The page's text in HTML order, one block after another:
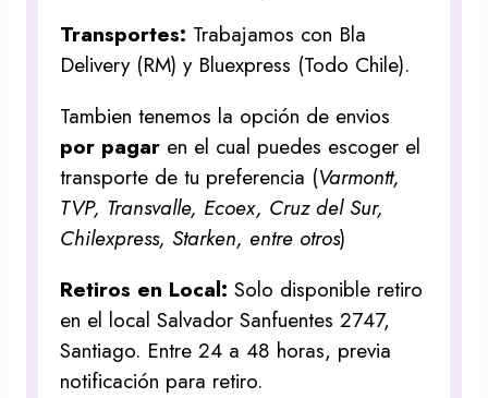
Transportes: Trabajamos con Bla
Delivery (RM) y Bluexpress (Todo Chile).
Tambien tenemos la opción de envios
por pagar en el cual puedes escoger el
transporte de tu preferencia (Varmontt,
TVP, Transvalle, Ecoex, Cruz del Sur,
Chilexpress, Starken, entre otros)
Retiros en Local:Solo disponible retiro
en el local Salvador Sanfuentes 2747,
Santiago. Entre 24 a 48 horas, previa
notificación para retiro.